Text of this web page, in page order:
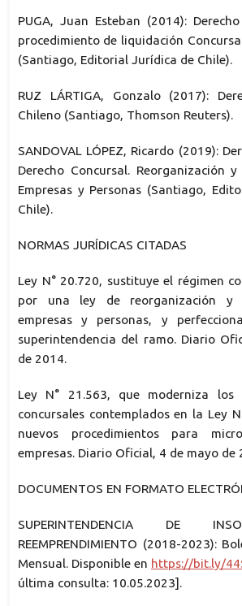
PUGA, Juan Esteban (2014):
procedimiento de liquidación
(Santiago, Editorial Jurídica de Chile).
RUZ LÁRTIGA, Gonzalo (2017):
Chileno (Santiago, Thomson Reuters).
SANDOVAL LÓPEZ, Ricardo (2019):
Derecho Concursal. Reorganización
Empresas y Personas (Santiago,
Chile).
NORMAS JURÍDICAS CITADAS
Ley N° 20.720, sustituye el régimen
por una ley de reorganización y
empresas y personas, y
superintendencia del ramo. Diario
de 2014.
Ley N° 21.563, que moderniza los
concursales contemplados en la Ley
nuevos procedimientos para
empresas. Diario Oficial, 4 de mayo de
DOCUMENTOS EN FORMATO
SUPERINTENDENCIA DE
REEMPRENDIMIENTO (2018-2023):
Mensual. Disponible en https://bit.ly/
última consulta: 10.05.2023].